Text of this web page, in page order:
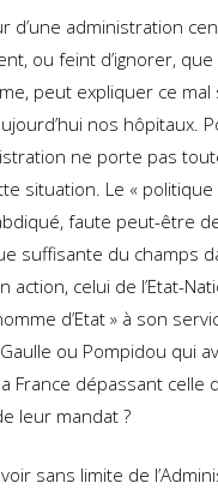
d’une administration
ou feint d’ignorer,
peut expliquer ce mal
nos hôpitaux.
ne porte pas
situation. Le « politique
faute peut-être
suffisante du champs
action, celui de l’Etat-
d’Etat » à son
ou Pompidou qui
France dépassant celle
leur mandat ?
sans limite de